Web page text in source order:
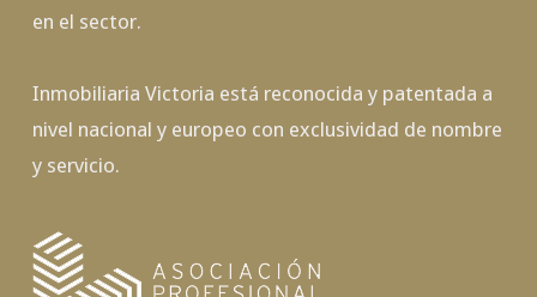
en el sector.
Inmobiliaria Victoria está reconocida y patentada a
nivel nacional y europeo con exclusividad de nombre
y servicio.